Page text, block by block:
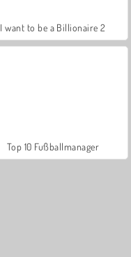
I want to be a Billionaire 2
Top 10 Fußballmanager